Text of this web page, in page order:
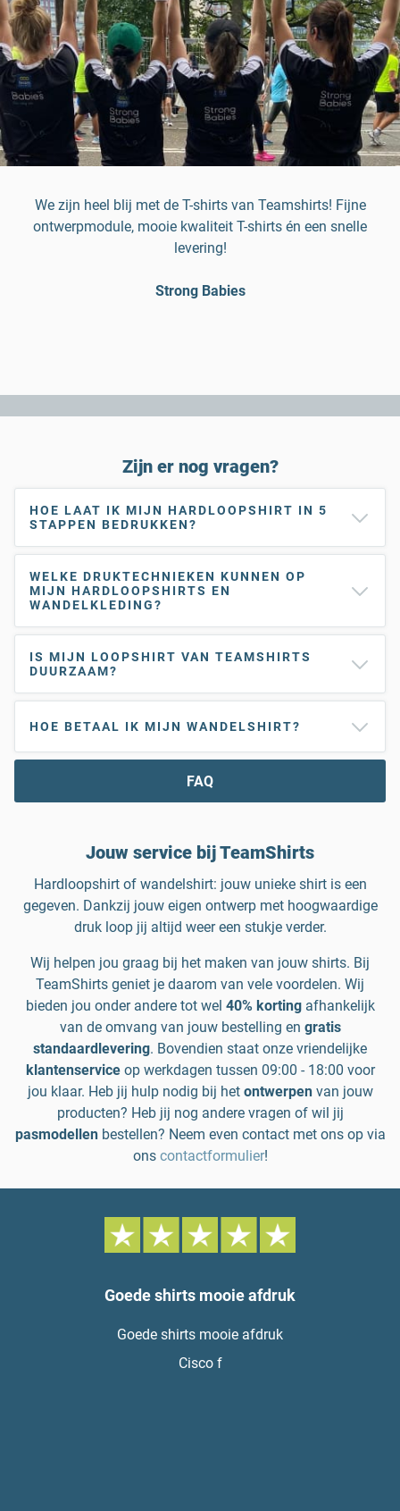
We zijn heel blij met de T-shirts van Teamshirts! Fijne
ontwerpmodule, mooie kwaliteit T-shirts én een snelle
levering!
Strong Babies
Zijn er nog vragen?
HOE LAAT IK MIJN HARDLOOPSHIRT IN 5
STAPPEN BEDRUKKEN?
WELKE DRUKTECHNIEKEN KUNNEN OP
MIJN HARDLOOPSHIRTS EN
WANDELKLEDING?
IS MIJN LOOPSHIRT VAN TEAMSHIRTS
DUURZAAM?
HOE BETAAL IK MIJN WANDELSHIRT?
FAQ
Jouw service bij TeamShirts
Hardloopshirt of wandelshirt: jouw unieke shirt is een
gegeven. Dankzij jouw eigen ontwerp met hoogwaardige
druk loop jij altijd weer een stukje verder.
Wij helpen jou graag bij het maken van jouw shirts. Bij
TeamShirts geniet je daarom van vele voordelen. Wij
bieden jou onder andere tot wel 40% kortingafhankelijk
van de omvang van jouw bestelling en gratis
standaardlevering. Bovendien staat onze vriendelijke
klantenserviceop werkdagen tussen 09:00 - 18:00 voor
jou klaar. Heb jij hulp nodig bij het ontwerpenvan jouw
producten? Heb jij nog andere vragen of wil jij
pasmodellenbestellen? Neem even contact met ons op via
ons contactformulier!
Goede shirts mooie afdruk
Goede shirts mooie afdruk
Cisco f